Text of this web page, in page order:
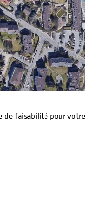
de faisabilité pour votre